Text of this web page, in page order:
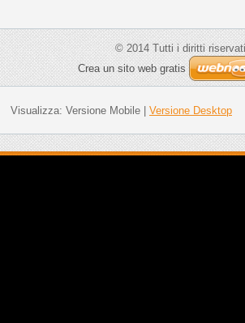
© 2014 Tutti i diritti
Crea un sito web gratis
Visualizza: Versione Mobile| Versione Desktop